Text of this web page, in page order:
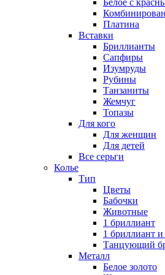
Белое с
Платина
Вставки
Бриллианты
Сапфиры
Изумруды
Рубины
Танзаниты
Жемчуг
Топазы
Для кого
Для женщин
Для детей
Все серьги
Колье
Тип
Цветы
Бабочки
Животные
1 бриллиант
1 бриллиант
Танцующий
Металл
Белое золото